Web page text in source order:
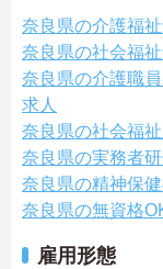
奈良県の介護福
奈良県の社会福
奈良県の介護職
求人
奈良県の社会福
奈良県の実務者
奈良県の精神保
奈良県の無資格
雇用形態